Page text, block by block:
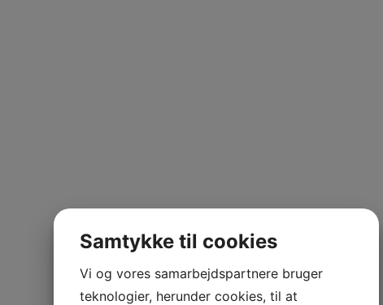
Samtykke til cookies
Vi og vores samarbejdspartnere bruger
teknologier, herunder cookies, til at